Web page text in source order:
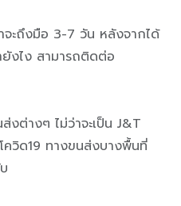
ะถึงมือ 3-7 วัน หลังจากได้
งไง สามารถติดต่อ
งต่างๆ ไม่ว่าจะเป็น J&T
วิด19 ทางขนส่งบางพื้นที่